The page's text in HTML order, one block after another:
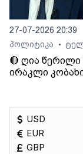
27-07-2026 20:39
პოლიტიკა
•
🔴 ღია
ირაკლი
USD
EUR
GBP